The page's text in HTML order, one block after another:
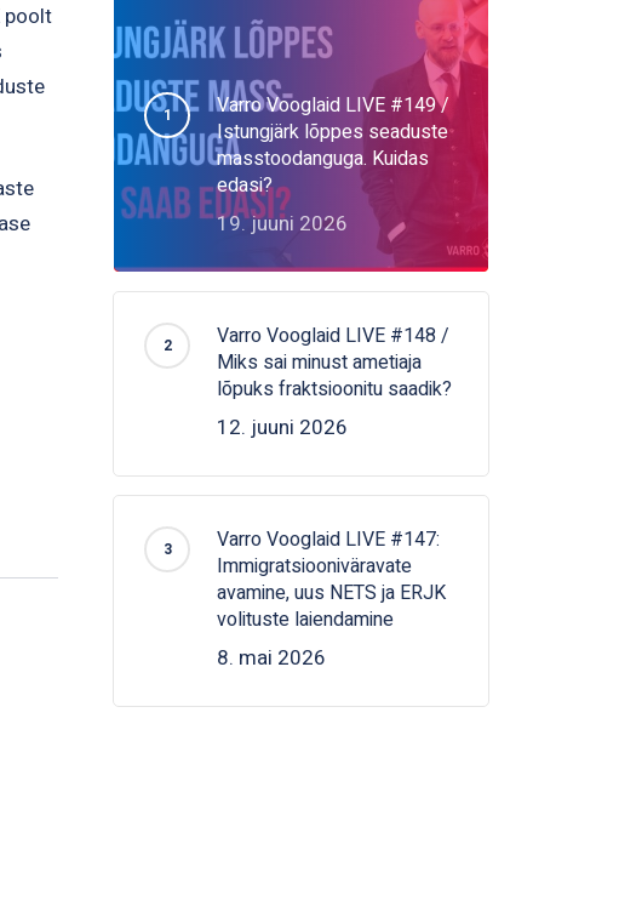
poolt
Varro Vooglaid LIVE #149 /
Istungjärk lõppes seaduste
masstoodanguga. Kuidas
edasi?
19. juuni 2026
Varro Vooglaid LIVE #148 /
Miks sai minust ametiaja
lõpuks fraktsioonitu saadik?
12. juuni 2026
Varro Vooglaid LIVE #147:
Immigratsiooniväravate
avamine, uus NETS ja ERJK
volituste laiendamine
8. mai 2026